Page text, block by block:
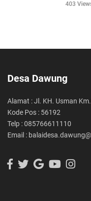
403
Desa Dawung
Alamat : Jl. KH. Usman
Kode Pos : 56192
Telp : 085766611110
Email :